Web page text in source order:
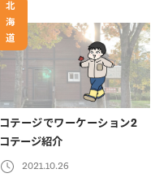
北
海
道
コテージでワーケーション2
コテージ紹介
2021.10.26